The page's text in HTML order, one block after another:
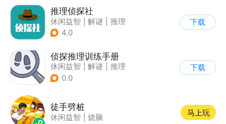
推理侦探社
休闲益智 解谜
推理
| 文字游戏
4.0
下载
侦探推理训练手册
休闲益智 解谜
推理
| 文字游戏
0.0
下载
徒手劈桩
休闲益智 烧脑
马上玩